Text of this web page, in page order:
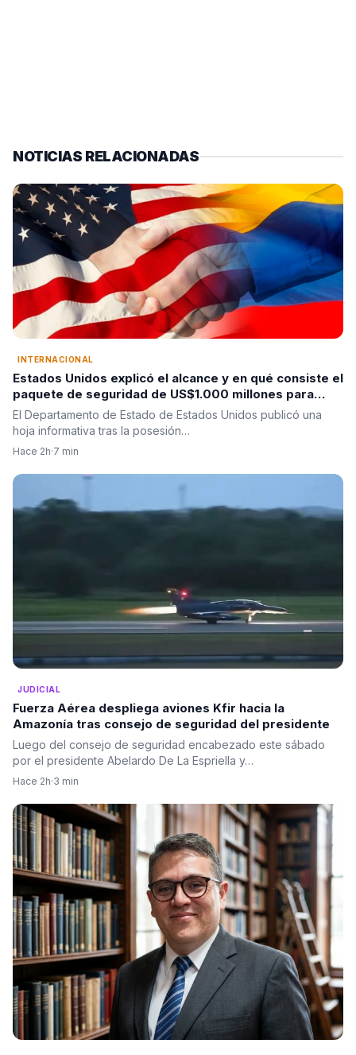
NOTICIAS RELACIONADAS
INTERNACIONAL
Estados Unidos explicó el alcance y en qué consiste el
paquete de seguridad de US$1.000 millones para
Colombia tras la posesión de Abelardo De La Espriella
El Departamento de Estado de Estados Unidos publicó una
hoja informativa tras la posesión…
Hace 2h·7 min
JUDICIAL
Fuerza Aérea despliega aviones Kfir hacia la
Amazonía tras consejo de seguridad del presidente
Luego del consejo de seguridad encabezado este sábado
por el presidente Abelardo De La Espriella y…
Hace 2h·3 min